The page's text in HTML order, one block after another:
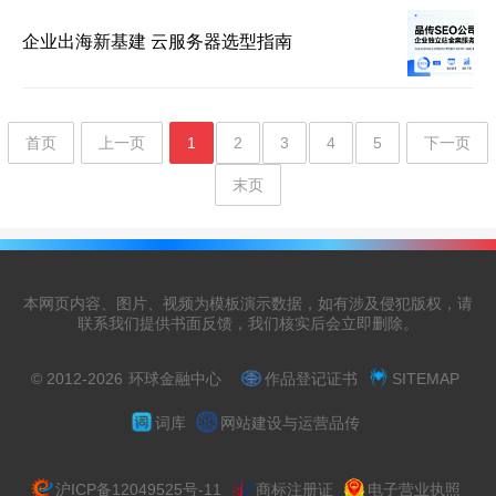
企业出海新基建 云服务器选型指南
首页 上一页 1 2 3 4 5 下一页
末页
本网页内容、图片、视频为模板演示数据，如有涉及侵犯版权，请
联系我们提供书面反馈，我们核实后会立即删除。
© 2012-2026 环球金融中心 作品登记证书 SITEMAP
词库 网站建设与运营品传
沪ICP备12049525号-11 商标注册证 电子营业执照